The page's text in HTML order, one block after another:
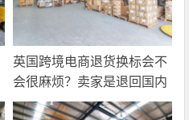
英国跨境电商退货换标会不
会很麻烦？卖家是退回国内
还是在海外直接处理？